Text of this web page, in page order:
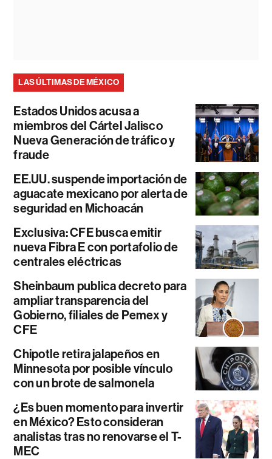
LAS ÚLTIMAS DE MÉXICO
Estados Unidos acusa a
miembros del Cártel Jalisco
Nueva Generación de tráfico y
fraude
EE.UU. suspende importación de
aguacate mexicano por alerta de
seguridad en Michoacán
Exclusiva: CFE busca emitir
nueva Fibra E con portafolio de
centrales eléctricas
Sheinbaum publica decreto para
ampliar transparencia del
Gobierno, filiales de Pemex y
CFE
Chipotle retira jalapeños en
Minnesota por posible vínculo
con un brote de salmonela
¿Es buen momento para invertir
en México? Esto consideran
analistas tras no renovarse el T-
MEC